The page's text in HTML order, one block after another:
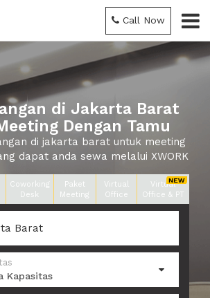
Call Now
di Jakarta Barat
Dengan Tamu
di jakarta barat untuk meeting
dapat anda sewa melalui XWORK
Coworking
Desk
Paket
Meeting
Virtual
Office
Virtual
Office & PT
Kapasitas